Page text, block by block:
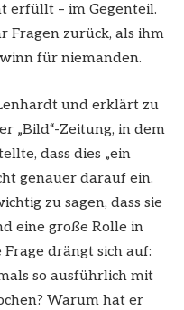
erfüllt – im Gegenteil.
Fragen zurück, als ihm
für niemanden.
und erklärt zu
„Bild“-Zeitung, in dem
dass dies „ein
genauer darauf ein.
zu sagen, dass sie
eine große Rolle in
drängt sich auf:
so ausführlich mit
Warum hat er